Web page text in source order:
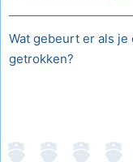
Wat gebeurt er als
getrokken?